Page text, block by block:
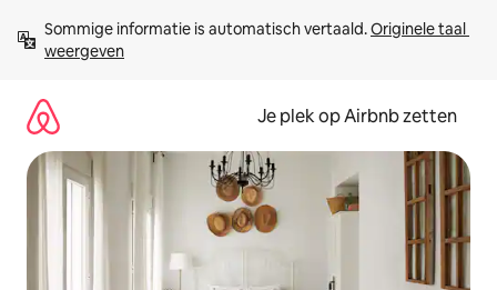
direct
naar
Sommige informatie is automatisch vertaald. Originele taal
weergeven
Je plek op Airbnb zetten